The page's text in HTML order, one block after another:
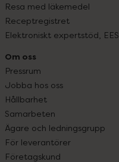
Resa med läkemedel
Receptregistret
Elektroniskt expertstöd, EES
Om oss
Pressrum
Jobba hos oss
Hållbarhet
Samarbeten
Ägare och ledningsgrupp
För leverantörer
Företagskund